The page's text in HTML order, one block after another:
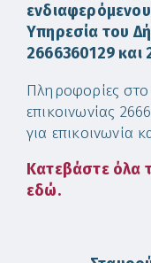
Υπηρεσία του
2666360129 και
Πληροφορίες στο
επικοινωνίας
για επικοινωνία
Κατεβάστε όλα
εδώ.